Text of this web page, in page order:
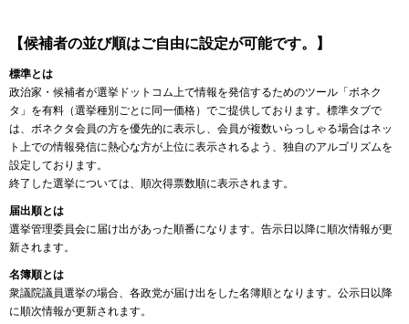
【候補者の並び順はご自由に設定が可能です。】
標準とは
政治家・候補者が選挙ドットコム上で情報を発信するためのツール「ボネク
タ」を有料（選挙種別ごとに同一価格）でご提供しております。標準タブで
は、ボネクタ会員の方を優先的に表示し、会員が複数いらっしゃる場合はネッ
ト上での情報発信に熱心な方が上位に表示されるよう、独自のアルゴリズムを
設定しております。
終了した選挙については、順次得票数順に表示されます。
届出順とは
選挙管理委員会に届け出があった順番になります。告示日以降に順次情報が更
新されます。
名簿順とは
衆議院議員選挙の場合、各政党が届け出をした名簿順となります。公示日以降
に順次情報が更新されます。